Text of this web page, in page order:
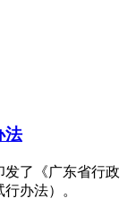
法
了《广东省行政
办法）。